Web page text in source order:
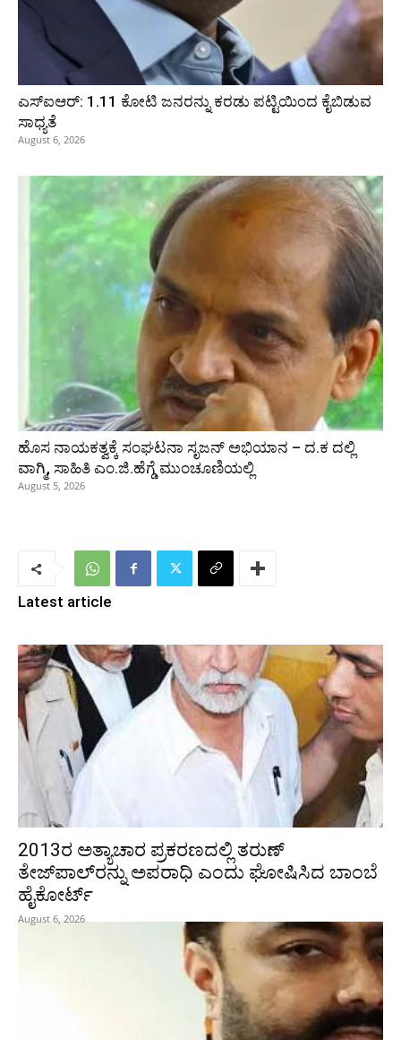
ಎಸ್‌ಐಆರ್‌: 1.11 ಕೋಟಿ ಜನರನ್ನು ಕರಡು ಪಟ್ಟಿಯಿಂದ ಕೈಬಿಡುವ
ಸಾಧ್ಯತೆ
August 6, 2026
ಹೊಸ ನಾಯಕತ್ವಕ್ಕೆ ಸಂಘಟನಾ ಸೃಜನ್ ಅಭಿಯಾನ – ದ.ಕ ದಲ್ಲಿ
ವಾಗ್ಮಿ, ಸಾಹಿತಿ ಎಂ.ಜಿ.ಹೆಗ್ಡೆ ಮುಂಚೂಣಿಯಲ್ಲಿ
August 5, 2026
Latest article
2013ರ ಅತ್ಯಾಚಾರ ಪ್ರಕರಣದಲ್ಲಿ ತರುಣ್
ತೇಜ್‌ಪಾಲ್‌ರನ್ನು ಅಪರಾಧಿ ಎಂದು ಘೋಷಿಸಿದ ಬಾಂಬೆ
ಹೈಕೋರ್ಟ್
August 6, 2026